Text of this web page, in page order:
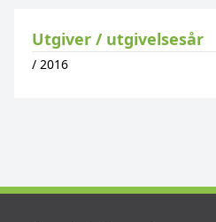
Utgiver / utgivelsesår
/ 2016